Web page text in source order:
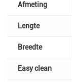
Afmeting
Lengte
Breedte
Easy clean